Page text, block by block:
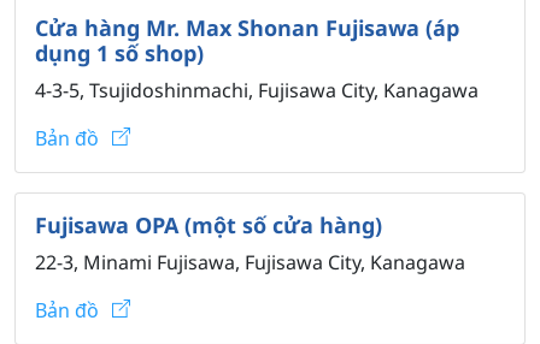
Cửa hàng Mr. Max Shonan Fujisawa (áp
dụng 1 số shop)
4-3-5, Tsujidoshinmachi, Fujisawa City, Kanagawa
Bản đồ
Fujisawa OPA (một số cửa hàng)
22-3, Minami Fujisawa, Fujisawa City, Kanagawa
Bản đồ